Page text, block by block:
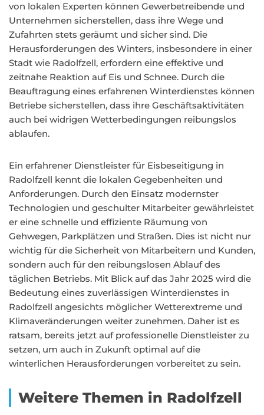
von lokalen Experten können Gewerbetreibende und
Unternehmen sicherstellen, dass ihre Wege und
Zufahrten stets geräumt und sicher sind. Die
Herausforderungen des Winters, insbesondere in einer
Stadt wie Radolfzell, erfordern eine effektive und
zeitnahe Reaktion auf Eis und Schnee. Durch die
Beauftragung eines erfahrenen Winterdienstes können
Betriebe sicherstellen, dass ihre Geschäftsaktivitäten
auch bei widrigen Wetterbedingungen reibungslos
ablaufen.
Ein erfahrener Dienstleister für Eisbeseitigung in
Radolfzell kennt die lokalen Gegebenheiten und
Anforderungen. Durch den Einsatz modernster
Technologien und geschulter Mitarbeiter gewährleistet
er eine schnelle und effiziente Räumung von
Gehwegen, Parkplätzen und Straßen. Dies ist nicht nur
wichtig für die Sicherheit von Mitarbeitern und Kunden,
sondern auch für den reibungslosen Ablauf des
täglichen Betriebs. Mit Blick auf das Jahr 2025 wird die
Bedeutung eines zuverlässigen Winterdienstes in
Radolfzell angesichts möglicher Wetterextreme und
Klimaveränderungen weiter zunehmen. Daher ist es
ratsam, bereits jetzt auf professionelle Dienstleister zu
setzen, um auch in Zukunft optimal auf die
winterlichen Herausforderungen vorbereitet zu sein.
Weitere Themen in Radolfzell